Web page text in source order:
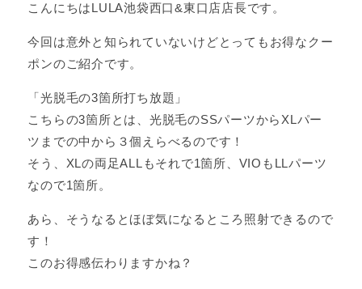
こんにちはLULA池袋西口&東口店店長です。
今回は意外と知られていないけどとってもお得なクー
ポンのご紹介です。
「光脱毛の3箇所打ち放題」
こちらの3箇所とは、光脱毛のSSパーツからXLパー
ツまでの中から３個えらべるのです！
そう、XLの両足ALLもそれで1箇所、VIOもLLパーツ
なので1箇所。
あら、そうなるとほぼ気になるところ照射できるので
す！
このお得感伝わりますかね？